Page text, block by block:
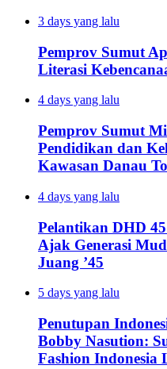
3 days yang lalu
Pemprov Sumut
Literasi
4 days yang lalu
Pemprov Sumut
Pendidikan dan
Kawasan Danau
4 days yang lalu
Pelantikan DHD
Ajak Generasi
Juang ’45
5 days yang lalu
Penutupan
Bobby Nasution:
Fashion Indonesia